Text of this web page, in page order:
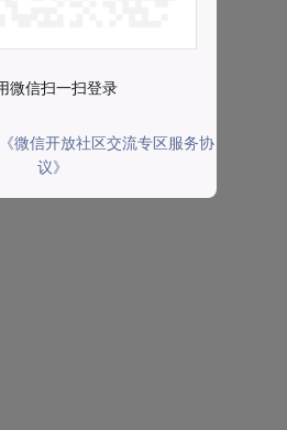
微信扫一扫登录
《微信开放社区交流专区服务协
议》